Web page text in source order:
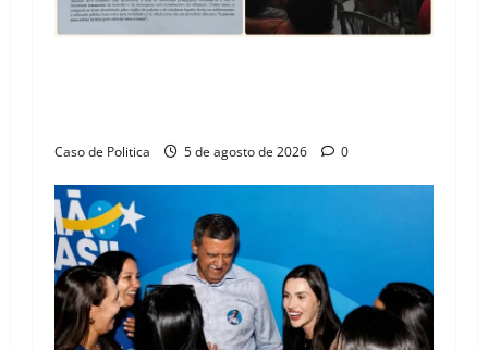
Caso de Politica 5 de agosto de 2026 0